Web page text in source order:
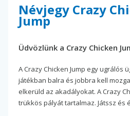
Névjegy Crazy
Jump
Üdvözlünk a Crazy Chicken
A Crazy Chicken Jump egy ugrálós
játékban balra és jobbra kell
elkerüld az akadályokat. A Crazy
trükkös pályát tartalmaz. Játssz és